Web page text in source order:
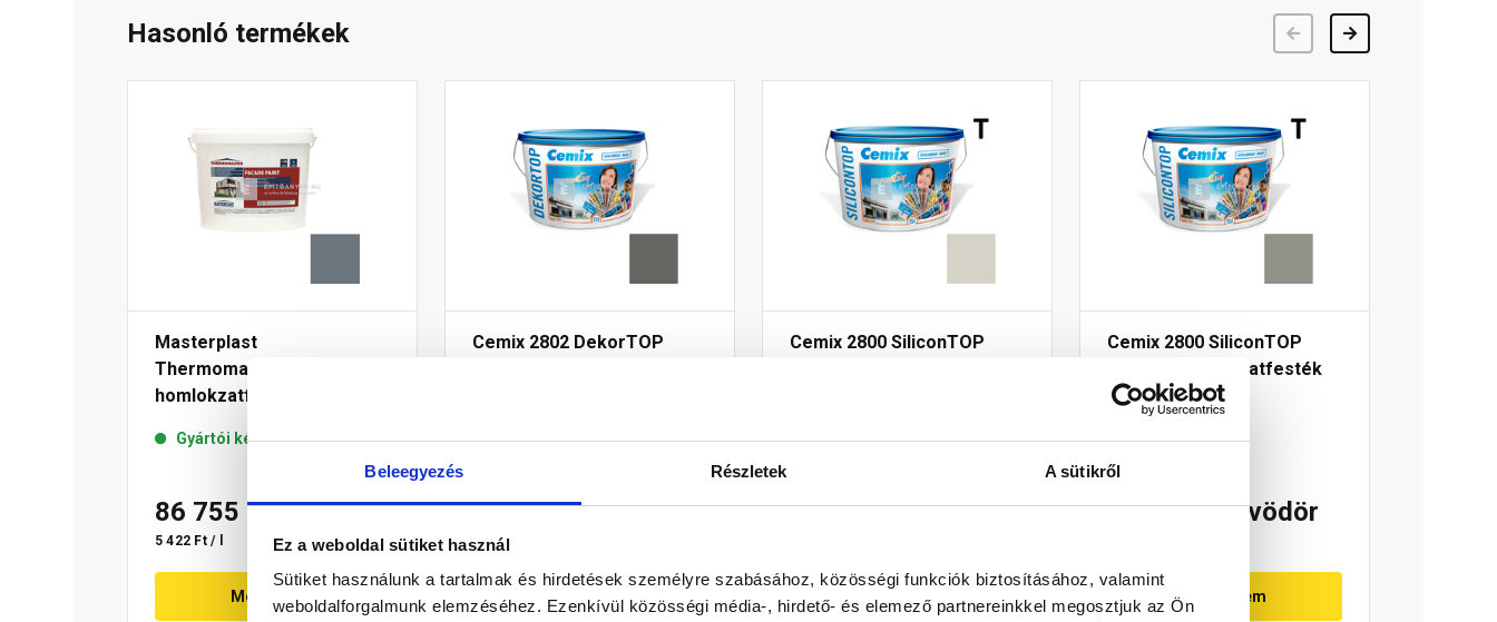
Beleegyezés Részletek A sütikről
Ez a weboldal sütiket használ
Sütiket használunk a tartalmak és hirdetések személyre szabásához, közösségi funkciók biztosításához, valamint
weboldalforgalmunk elemzéséhez. Ezenkívül közösségi média-, hirdető- és elemező partnereinkkel megosztjuk az Ön
Hasonló termékek
Masterplast
Thermomaster akril
homlokzatfesték 50-D 16 l
Gyártói készleten
86 755 Ft/ vödör
5 422 Ft / l
Megnézem
Cemix 2802 DekorTOP
Rendelésre
78 560 Ft/ vödör
17 458 Ft / l
Megnézem
Cemix 2800 SiliconTOP
Rendelésre
80 205 Ft/ vödör
Megnézem
Cemix 2800 SiliconTOP
szilikon homlokzatfesték
6955 intense 15 l
Rendelésre
89 410 Ft/ vödör
Megnézem